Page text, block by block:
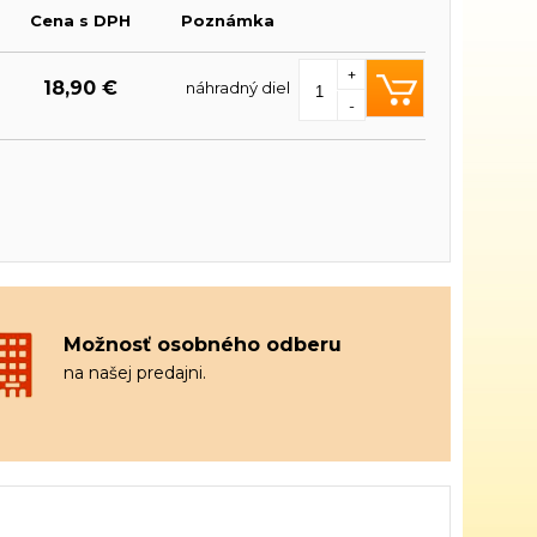
Cena s DPH Poznámka
18,90 €
náhradný diel
-
+
Možnosť osobného odberu
na našej predajni.